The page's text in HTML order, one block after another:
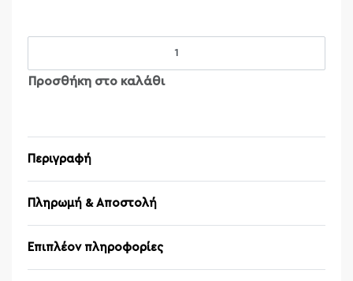
Προσθήκη στο καλάθι
Περιγραφή
Πληρωμή & Αποστολή
Επιπλέον πληροφορίες